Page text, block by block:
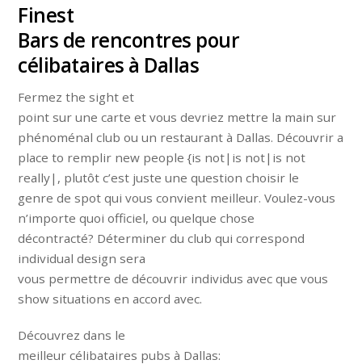
Finest
Bars de rencontres pour
célibataires à Dallas
Fermez the sight et
point sur une carte et vous devriez mettre la main sur
phénoménal club ou un restaurant à Dallas. Découvrir a
place to remplir new people {is not|is not|is not
really|, plutôt c’est juste une question choisir le
genre de spot qui vous convient meilleur. Voulez-vous
n’importe quoi officiel, ou quelque chose
décontracté? Déterminer du club qui correspond
individual design sera
vous permettre de découvrir individus avec que vous
show situations en accord avec.
Découvrez dans le
meilleur célibataires pubs à Dallas: